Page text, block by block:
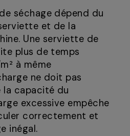
séchage dépend du
et de la
Une serviette de
plus de temps
à même
ne doit pas
la capacité du
excessive empêche
correctement et
inégal.